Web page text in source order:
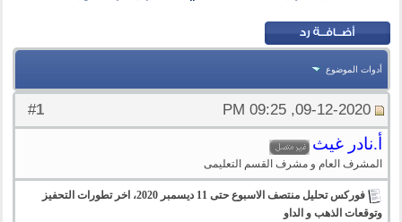
أدوات الموضوع
#
1 09-12-2020, 09:25 PM
أ.نادر غيث
المشرف العام و مشرف القسم التعليمى
فوركس تحليل منتصف الاسبوع حتى 11 ديسمبر 2020، اخر تطورات التحفيز
وتوقعات الذهب و الداو